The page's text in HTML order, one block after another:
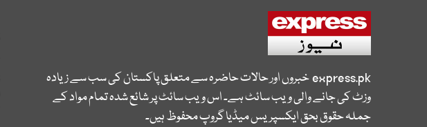
express.pkخبروں اور حالات حاضرہ سے متعلق پاکستان کی سب سے زیادہ
وزٹ کی جانے والی ویب سائٹ ہے۔ اس ویب سائٹ پر شائع شدہ تمام مواد کے
جملہ حقوق بحق ایکسپریس میڈیا گروپ محفوظ ہیں۔